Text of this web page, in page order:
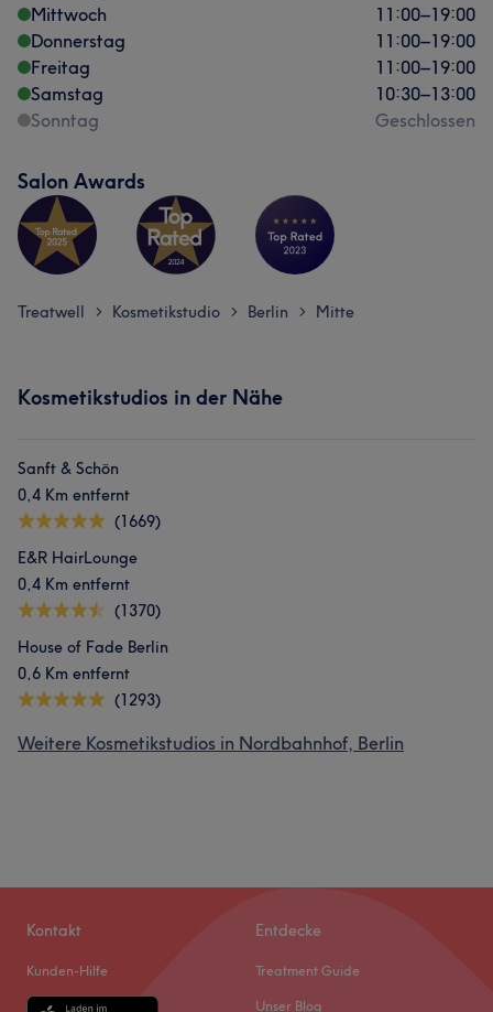
Mittwoch
11:00–19:00
Donnerstag
11:00–19:00
Freitag
11:00–19:00
Samstag
10:30–13:00
Sonntag
Geschlossen
Salon Awards
Treatwell > Kosmetikstudio > Berlin > Mitte
Kosmetikstudios in der Nähe
Sanft & Schön
0,4 Km entfernt
(1669)
E&R HairLounge
0,4 Km entfernt
(1370)
House of Fade Berlin
0,6 Km entfernt
(1293)
Weitere Kosmetikstudios in Nordbahnhof, Berlin
Kontakt
Kunden-Hilfe
Entdecke
Treatment Guide
Unser Blog